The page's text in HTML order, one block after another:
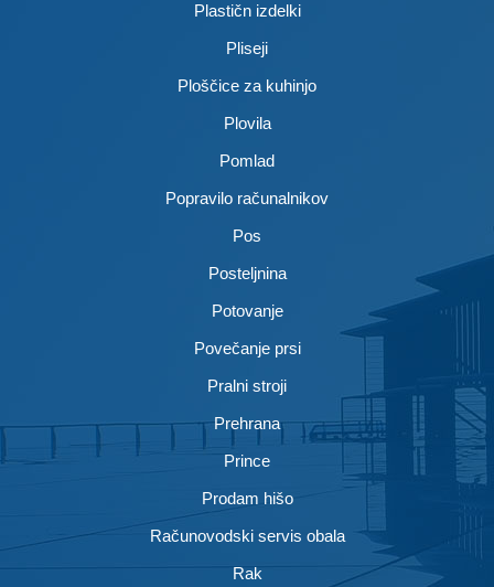
Plastičn izdelki
Pliseji
Ploščice za kuhinjo
Plovila
Pomlad
Popravilo računalnikov
Pos
Posteljnina
Potovanje
Povečanje prsi
Pralni stroji
Prehrana
Prince
Prodam hišo
Računovodski servis obala
Rak